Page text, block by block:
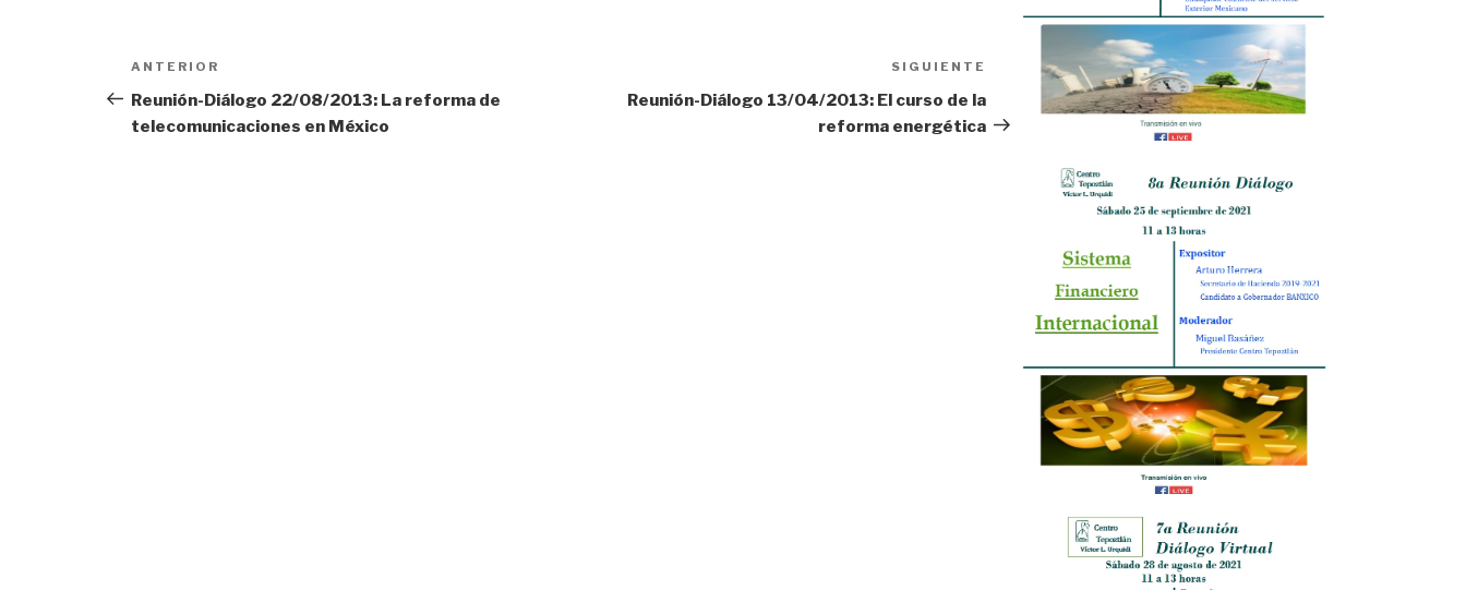
Navegación
de
Entrada
anterior:
ANTERIOR
Reunión-Diálogo 22/08/2013: La reforma de
telecomunicaciones en México
Siguiente
entrada
SIGUIENTE
Reunión-Diálogo 13/04/2013: El curso de la
reforma energética